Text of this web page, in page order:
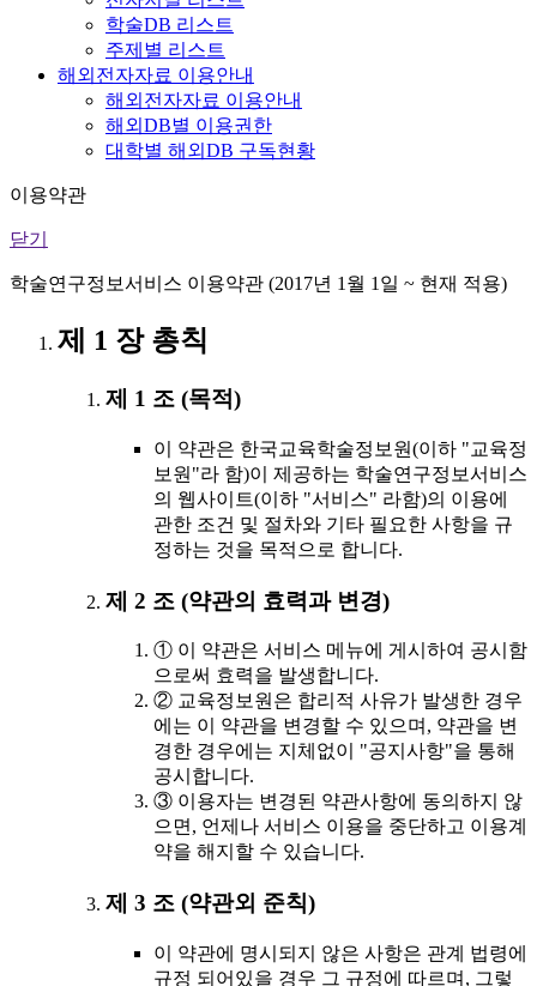
학술DB 리스트
주제별 리스트
해외전자자료 이용안내
해외전자자료 이용안내
해외DB별 이용권한
대학별 해외DB 구독현황
이용약관
닫기
학술연구정보서비스 이용약관 (2017년 1월 1일 ~ 현재 적용)
제 1 장 총칙
제 1 조 (목적)
이 약관은 한국교육학술정보원(이하 "교육정
보원"라 함)이 제공하는 학술연구정보서비스
의 웹사이트(이하 "서비스" 라함)의 이용에
관한 조건 및 절차와 기타 필요한 사항을 규
정하는 것을 목적으로 합니다.
제 2 조 (약관의 효력과 변경)
① 이 약관은 서비스 메뉴에 게시하여 공시함
으로써 효력을 발생합니다.
② 교육정보원은 합리적 사유가 발생한 경우
에는 이 약관을 변경할 수 있으며, 약관을 변
경한 경우에는 지체없이 "공지사항"을 통해
공시합니다.
③ 이용자는 변경된 약관사항에 동의하지 않
으면, 언제나 서비스 이용을 중단하고 이용계
약을 해지할 수 있습니다.
제 3 조 (약관외 준칙)
이 약관에 명시되지 않은 사항은 관계 법령에
규정 되어있을 경우 그 규정에 따르며, 그렇